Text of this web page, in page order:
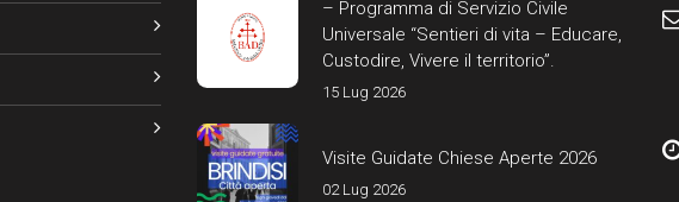
– Programma di Servizio Civile
Universale “Sentieri di vita – Educare,
Custodire, Vivere il territorio”.
15 Lug 2026
Visite Guidate Chiese Aperte 2026
02 Lug 2026